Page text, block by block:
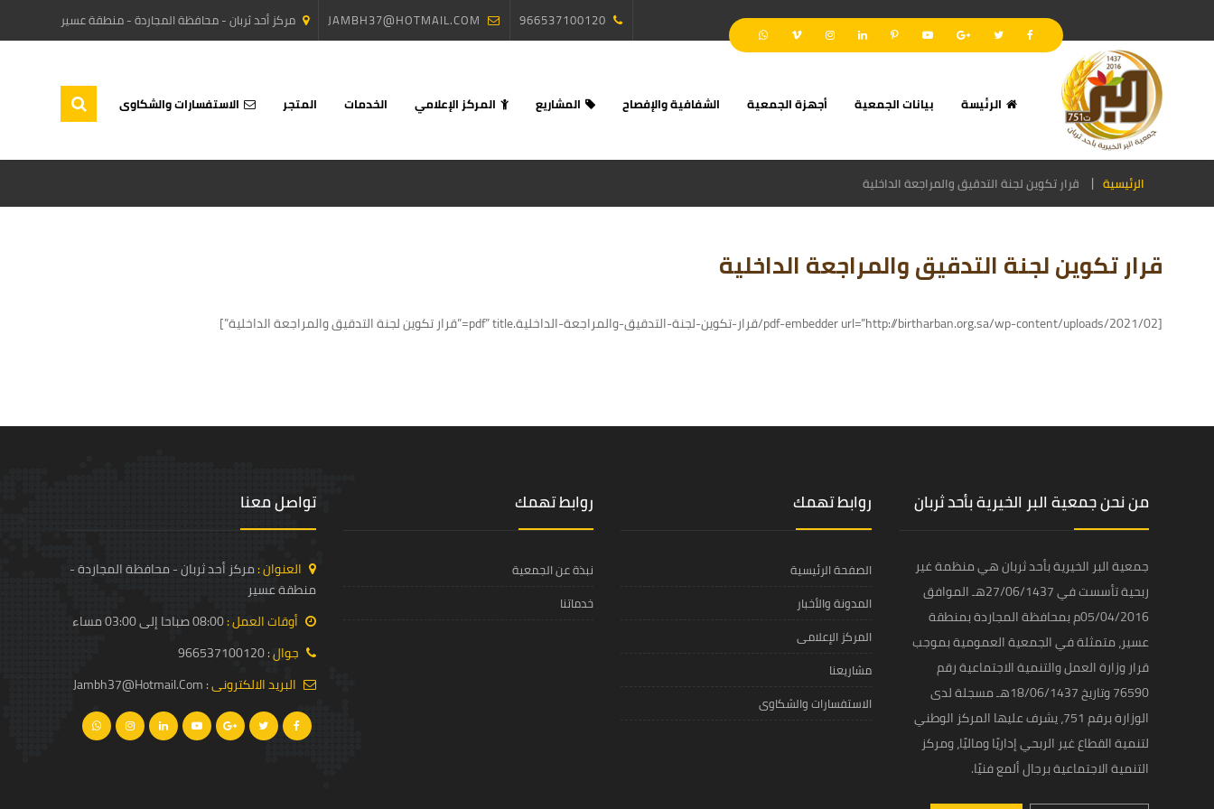
966537100120
JAMBH37@HOTMAIL.COM مركز أحد ثربان - محافظة المجاردة - منطقة عسير
الرئيسة بيانات الجمعية أجهزة الجمعية الشفافية والإفصاح المشاريع المركز الإعلامي الخدمات المتجر الاستفسارات والشكاوى
الرئيسية قرار تكوين لجنة التدقيق والمراجعة الداخلية
قرار تكوين لجنة التدقيق والمراجعة الداخلية
[pdf-embedder url=”http://birtharban.org.sa/wp-content/uploads/2021/02/قرار-تكوين-لجنة-التدقيق-والمراجعة-الداخلية.pdf” title=”قرار تكوين لجنة التدقيق والمراجعة الداخلية”]
من نحن جمعية البر الخيرية بأحد ثربان
جمعية البر الخيرية بأحد ثربان هي منظمة غير
ربحية تأسست في 27/06/1437هـ الموافق
05/04/2016م بمحافظة المجاردة بمنطقة
عسير، متمثلة في الجمعية العمومية بموجب
قرار وزارة العمل والتنمية الاجتماعية رقم
76590 وتاريخ 18/06/1437هـ مسجلة لدى
الوزارة برقم 751، يشرف عليها المركز الوطني
لتنمية القطاع غير الربحي إداريًا وماليًا، ومركز
التنمية الاجتماعية برجال ألمع فنيًا.
روابط تهمك
الصفحة الرئيسية
المدونة والأخبار
المركز الإعلامى
مشاريعنا
الاستفسارات والشكاوى
روابط تهمك
نبذة عن الجمعية
خدماتنا
تواصل معنا
العنوان :مركز أحد ثربان - محافظة المجاردة -
منطقة عسير
أوقات العمل :08:00 صباحا إلى 03:00 مساء
جوال :966537100120
البريد الالكترونى :Jambh37@hotmail.com